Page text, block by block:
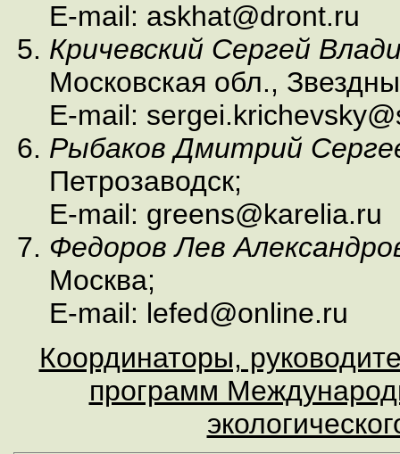
E-mail: askhat@dront.ru
Кричевский Сергей
Московская обл.,
E-mail:
Рыбаков Дмитрий
Петрозаводск;
E-mail: greens@karelia.ru
Федоров Лев
Москва;
E-mail: lefed@online.ru
Координаторы,
программ